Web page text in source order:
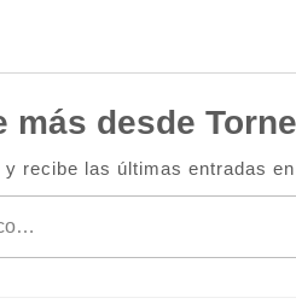
más desde
y recibe las últimas entradas